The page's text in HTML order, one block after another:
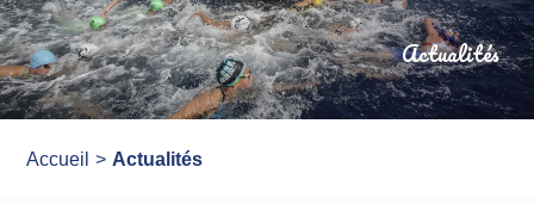
Actualités
Accueil Actualités